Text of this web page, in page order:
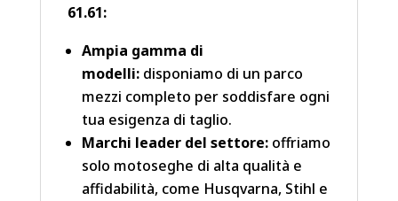
61.61:
Ampia gamma di
modelli:disponiamo di un parco
mezzi completo per soddisfare ogni
tua esigenza di taglio.
Marchi leader del settore:offriamo
solo motoseghe di alta qualità e
affidabilità, come Husqvarna, Stihl e